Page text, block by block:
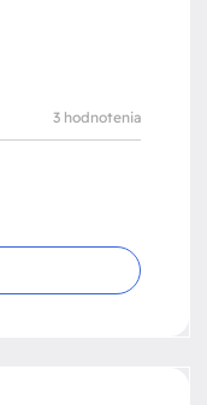
3 hodnotenia